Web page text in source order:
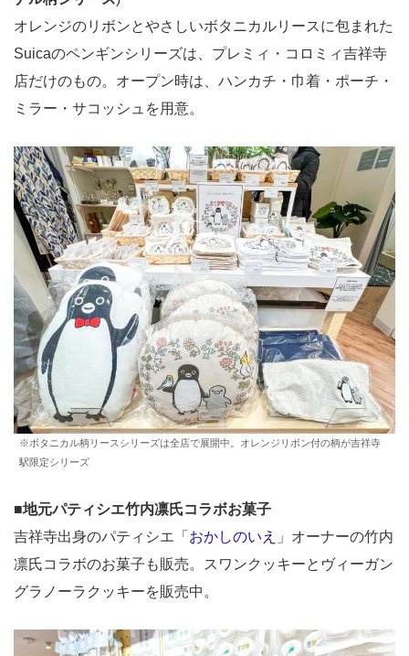
オレンジのリボンとやさしいボタニカルリースに包まれた
Suicaのペンギンシリーズは、プレミィ・コロミィ吉祥寺
店だけのもの。オープン時は、ハンカチ・巾着・ポーチ・
ミラー・サコッシュを用意。
※ボタニカル柄リースシリーズは全店で展開中。オレンジリボン付の柄が吉祥寺
駅限定シリーズ
■地元パティシエ竹内凛氏コラボお菓子
吉祥寺出身のパティシエ「 おかしのいえ
」オーナーの竹内
凛氏コラボのお菓子も販売。スワンクッキーとヴィーガン
グラノーラクッキーを販売中。